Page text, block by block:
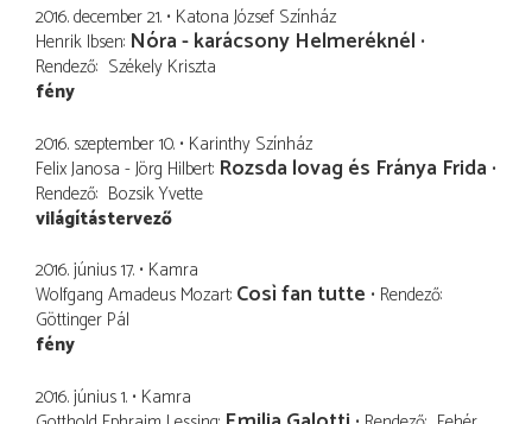
2016. december 21. Katona József Színház
Henrik Ibsen Nóra - karácsony Helmeréknél
Rendező Székely Kriszta
fény
2016. szeptember 10. Karinthy Színház
Felix Janosa - Jörg Hilbert Rozsda lovag és Fránya Frida
Rendező Bozsik Yvette
világítástervező
2016. június 17. Kamra
Wolfgang Amadeus Mozart Così fan tutte Rendező
Göttinger Pál
fény
2016. június 1. Kamra